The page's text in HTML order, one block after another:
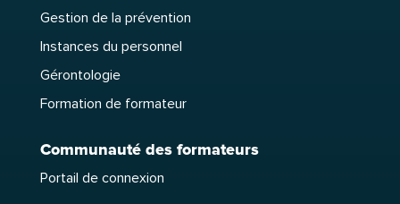
Gestion de la prévention
Instances du personnel
Gérontologie
Formation de formateur
Communauté des formateurs
Portail de connexion